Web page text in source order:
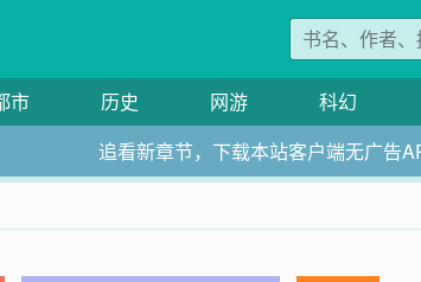
市 历史 网游 科幻
追看新章节，下载本站客户端无广告